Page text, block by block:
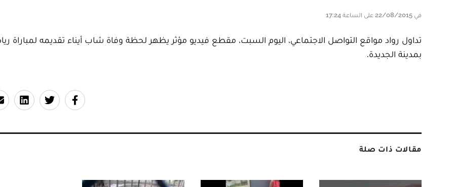
في 22/08/2015 على الساعة 17:24
تداول رواد مواقع التواصل الاجتماعي، اليوم السبت، مقطع فيديو مؤثر يظهر لحظة وفاة شاب أيناء تقديمه لمباراة
بمدينة الجديدة.
مقالات ذات صلة